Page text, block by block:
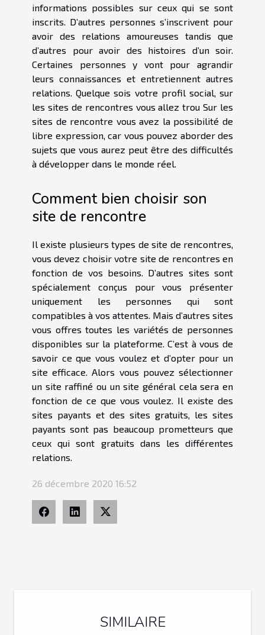
informations possibles sur ceux qui se sont
inscrits. D’autres personnes s’inscrivent pour
avoir des relations amoureuses tandis que
d’autres pour avoir des histoires d’un soir.
Certaines personnes y vont pour agrandir
leurs connaissances et entretiennent autres
relations. Quelque sois votre profil social, sur
les sites de rencontres vous allez trou Sur les
sites de rencontre vous avez la possibilité de
libre expression, car vous pouvez aborder des
sujets que vous aurez peut être des difficultés
à développer dans le monde réel.
Comment bien choisir son
site de rencontre
Il existe plusieurs types de site de rencontres,
vous devez choisir votre site de rencontres en
fonction de vos besoins. D’autres sites sont
spécialement conçus pour vous présenter
uniquement les personnes qui sont
compatibles à vos attentes. Mais d’autres sites
vous offres toutes les variétés de personnes
disponibles sur la plateforme. C’est à vous de
savoir ce que vous voulez et d’opter pour un
site efficace. Alors vous pouvez sélectionner
un site raffiné ou un site général cela sera en
fonction de ce que vous voulez. Il existe des
sites payants et des sites gratuits, les sites
payants sont pas beaucoup prometteurs que
ceux qui sont gratuits dans les différentes
relations.
26 décembre 2020 16:52
SIMILAIRE